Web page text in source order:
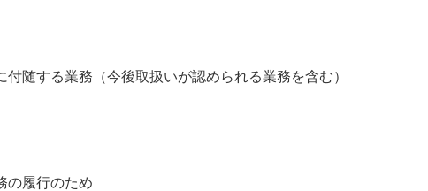
随する業務（今後取扱いが認められる業務を含む）
の履行のため